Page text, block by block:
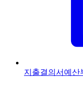
지출결의서 예산